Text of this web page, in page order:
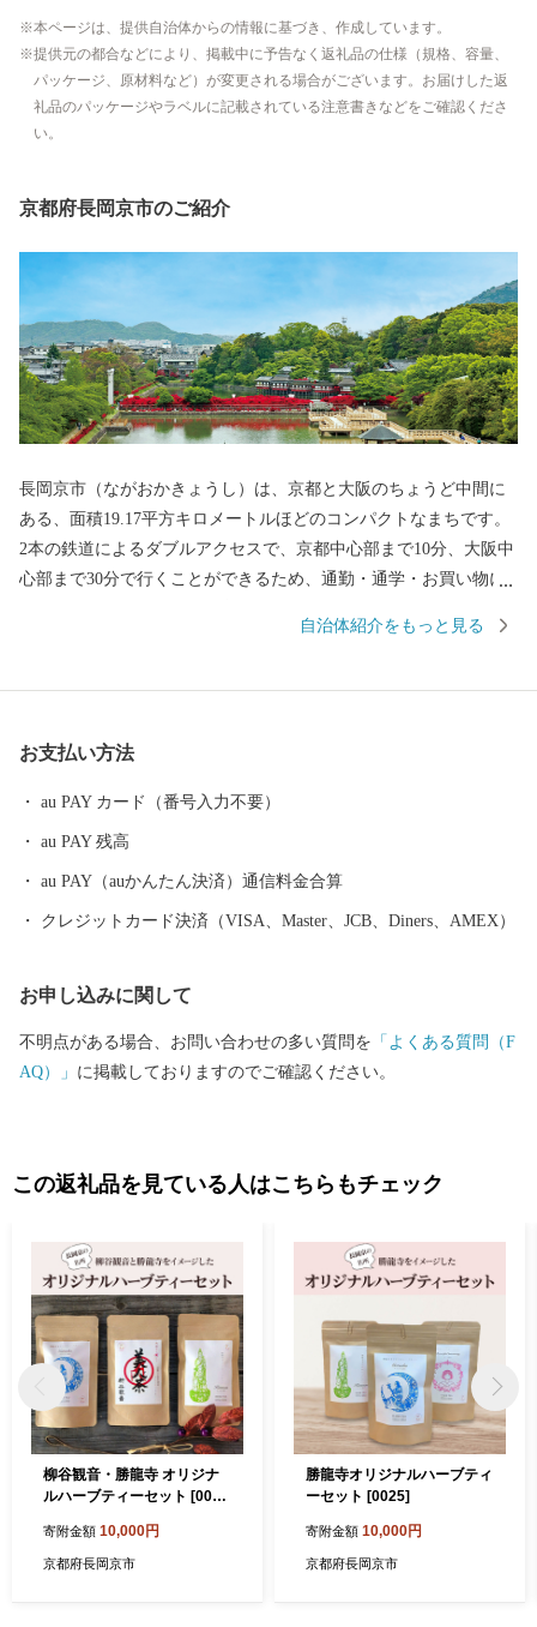
本ページは、提供自治体からの情報に基づき、作成しています。
提供元の都合などにより、掲載中に予告なく返礼品の仕様（規格、容量、
パッケージ、原材料など）が変更される場合がございます。お届けした返
礼品のパッケージやラベルに記載されている注意書きなどをご確認くださ
い。
京都府長岡京市のご紹介
長岡京市（ながおかきょうし）は、京都と大阪のちょうど中間に
ある、面積19.17平方キロメートルほどのコンパクトなまちです。
2本の鉄道によるダブルアクセスで、京都中心部まで10分、大阪中
心部まで30分で行くことができるため、通勤・通学・お買い物に
ます。 一方で、市内には西山連峰をはじめとする豊かな自然が残
（現在は勝竜寺城公園として整備）が今も残るなど、豊かな歴史
資源に彩られた街でもあります。 京都府長岡京市の見どころ 明智
の合戦」の舞台ともなった勝龍寺城。細川忠興と明智光秀の娘・
玉（のちの細川ガラシャ）の輿入れを再現した「ガラシャ祭」の
メイン会場でもあります。展示室には、光秀や玉などゆかりの人
ジの名所として知られています。樹齢約170年の燃えるような真紅
に染まったツツジの回廊は圧巻の景色です。 京都屈指のもみじ
寺 光明寺 西山浄土宗の総本山。数百本のモミジが彩りを添える
病を癒す祈願所として、皇室をはじめあらゆる人々に信仰されて
手水がSNSで話題沸騰中。初夏は40種、約5,000株のアジサイ、秋
には紅葉が楽しめます。
自治体紹介をもっと見る
お支払い方法
au PAY カード（番号入力不要）
au PAY 残高
au PAY（auかんたん決済）通信料金合算
クレジットカード決済（VISA、Master、JCB、Diners、AMEX）
お申し込みに関して
不明点がある場合、お問い合わせの多い質問を 「よくある質問（F
AQ）」 に掲載しておりますのでご確認ください。
この返礼品を見ている人はこちらもチェック
柳谷観音・勝龍寺 オリジナ
ルハーブティーセット [002
寄附金額 10,000円
京都府長岡京市
勝龍寺オリジナルハーブティ
ーセット [0025]
寄附金額 10,000円
京都府長岡京市